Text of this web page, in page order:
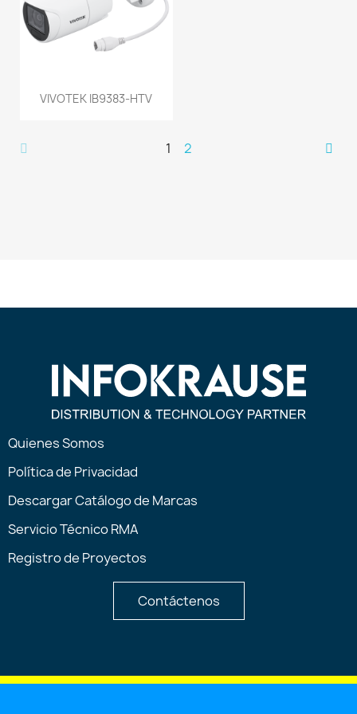
VIVOTEK IB9383-HTV
1 2
Quienes Somos
Política de Privacidad
Descargar Catálogo de Marcas
Servicio Técnico RMA
Registro de Proyectos
Contáctenos